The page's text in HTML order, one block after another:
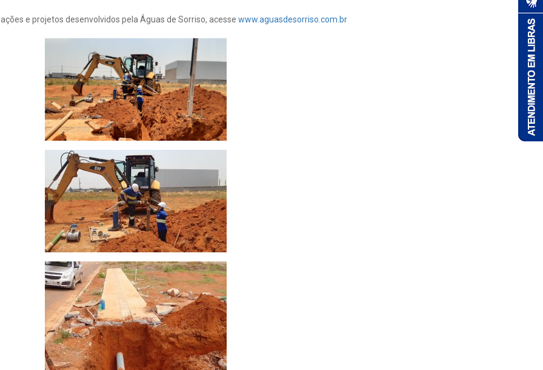
e projetos desenvolvidos pela Águas de Sorriso, acesse www.aguasdesorriso.com.br